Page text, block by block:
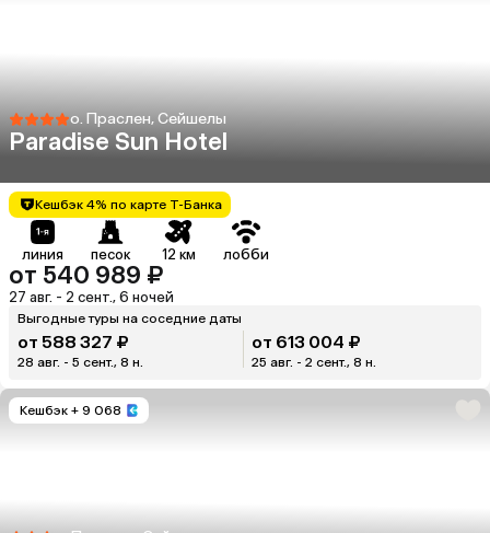
о. Праслен, Сейшелы
Paradise Sun Hotel
Кешбэк 4% по карте Т-Банка
линия песок 12 км лобби
от 540 989 ₽
27 авг. - 2 сент., 6 ночей
Выгодные туры на соседние даты
от 588 327 ₽
28 авг. - 5 сент., 8 н.
от 613 004 ₽
25 авг. - 2 сент., 8 н.
Кешбэк + 9 068